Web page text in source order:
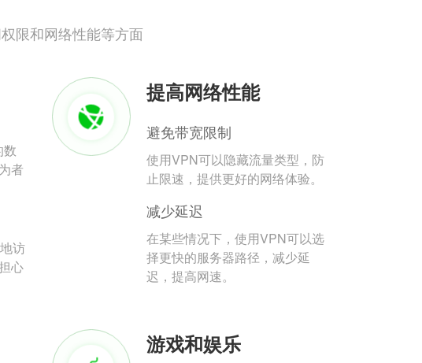
限和网络性能等方面
者
访
心
提高网络性能
避免带宽限制
使用VPN可以隐藏流量类型，防
止限速，提供更好的网络体验。
减少延迟
在某些情况下，使用VPN可以选
择更快的服务器路径，减少延
迟，提高网速。
游戏和娱乐